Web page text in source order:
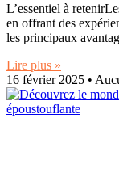
L’essentiel à
en offrant des
les principaux
Lire plus »
16 février 2025